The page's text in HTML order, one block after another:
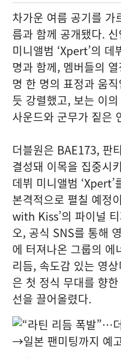
차가운 여름 공기를 가
름과 함께 공개됐다.
미니앨범 ‘Xpert’의
명과 함께, 멤버들의
명 한 명의 표정과 움
듯 강렬했고, 보는 이
사운드와 군무가 짙은
더블원은 BAE173, 판
결성돼 이목을 집중시
데뷔 미니앨범
본격적으로 펼칠 예정
with Kiss’의 파이널
오, 공식 SNS를 통해
에 터져나온 그룹의 에
리듬, 속도감 있는 영
은 첫 정식 무대를 향
선을 끌어올렸다.